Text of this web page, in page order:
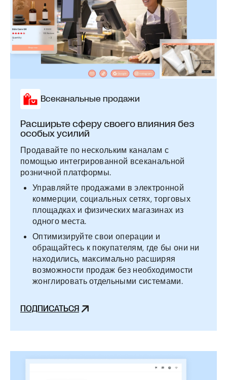
Всеканальные продажи
Расширьте сферу своего влияния без
особых усилий
Продавайте по нескольким каналам с
помощью интегрированной всеканальной
розничной платформы.
Управляйте продажами в электронной
коммерции, социальных сетях, торговых
площадках и физических магазинах из
одного места.
Оптимизируйте свои операции и
обращайтесь к покупателям, где бы они ни
находились, максимально расширяя
возможности продаж без необходимости
жонглировать отдельными системами.
ПОДПИСАТЬСЯ